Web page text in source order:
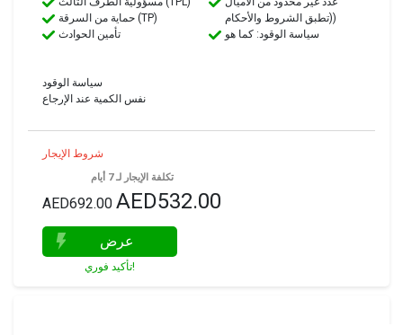
حماية من السرقة (TP)
تأمين الحوادث
(تطبق الشروط والأحكام)
سياسة الوقود: كما هو
سياسة الوقود
نفس الكمية عند الإرجاع
شروط الإيجار
تكلفة الإيجار لـ 7 أيام
AED692.00 AED532.00
عرض
تأكيد فوري!